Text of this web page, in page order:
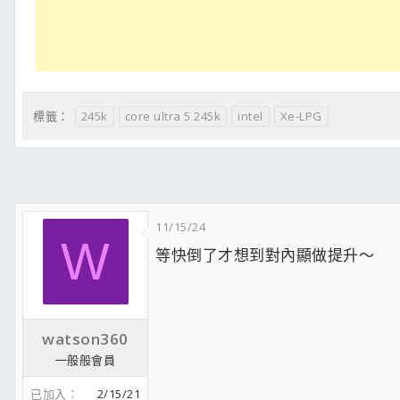
標籤： 245k core ultra 5 245k intel Xe-LPG
W
watson360
一般般會員
已加入
2/15/21
11/15/24
等快倒了才想到對內顯做提升～